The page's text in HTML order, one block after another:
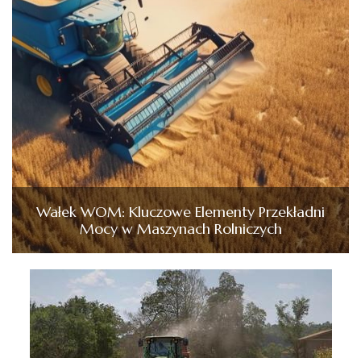
Wałek WOM: Kluczowe Elementy Przekładni
Mocy w Maszynach Rolniczych